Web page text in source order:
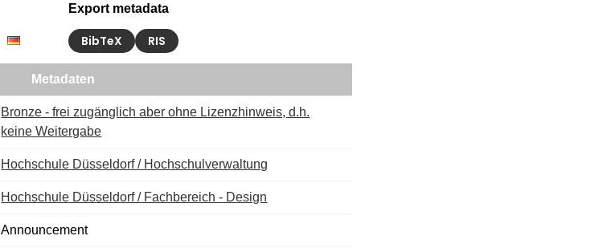
Export metadata
BibTeX RIS
Metadaten
Bronze - frei zugänglich aber ohne Lizenzhinweis, d.h.
keine Weitergabe
Hochschule Düsseldorf / Hochschulverwaltung
Hochschule Düsseldorf / Fachbereich - Design
Announcement